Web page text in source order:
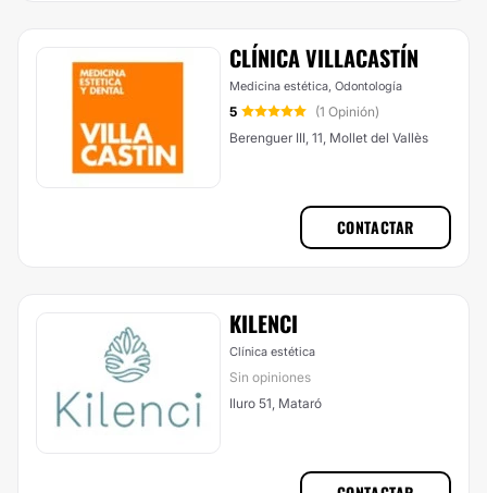
CLÍNICA VILLACASTÍN
Medicina estética, Odontología
5
(1 Opinión)
Berenguer III, 11, Mollet del Vallès
CONTACTAR
KILENCI
Clínica estética
Sin opiniones
Iluro 51, Mataró